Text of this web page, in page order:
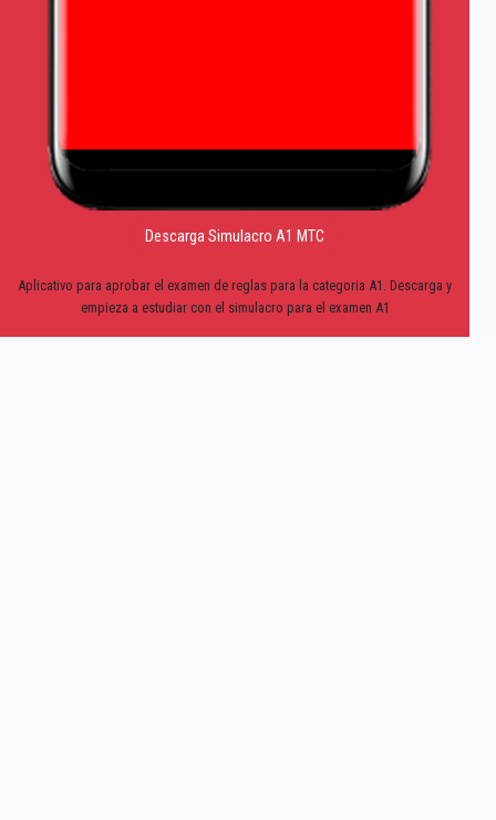
Descarga Simulacro A1 MTC
Aplicativo para aprobar el examen de reglas para la categoria A1. Descarga y
empieza a estudiar con el simulacro para el examen A1